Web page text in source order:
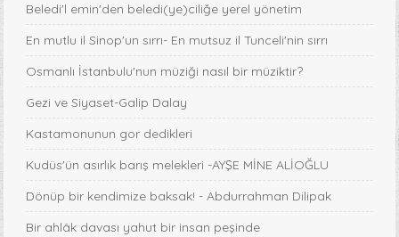
Beledi'l emin'den beledi(ye)ciliğe yerel yönetim
En mutlu il Sinop'un sırrı- En mutsuz il Tunceli'nin sırrı
Osmanlı İstanbulu'nun müziği nasıl bir müziktir?
Gezi ve Siyaset-Galip Dalay
Kastamonunun gor dedikleri
Kudüs'ün asırlık barış melekleri -AYŞE MİNE ALİOĞLU
Dönüp bir kendimize baksak! - Abdurrahman Dilipak
Bir ahlâk davası yahut bir insan peşinde